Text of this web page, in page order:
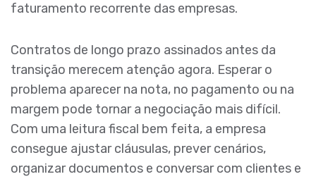
faturamento recorrente das empresas.
Contratos de longo prazo assinados antes da
transição merecem atenção agora. Esperar o
problema aparecer na nota, no pagamento ou na
margem pode tornar a negociação mais difícil.
Com uma leitura fiscal bem feita, a empresa
consegue ajustar cláusulas, prever cenários,
organizar documentos e conversar com clientes e